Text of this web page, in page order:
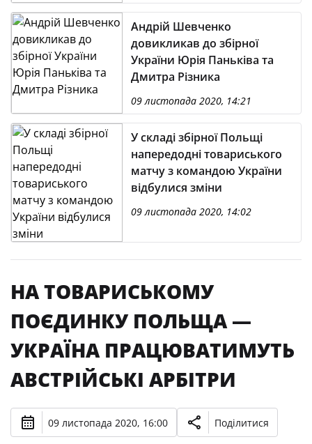
Андрій Шевченко
довикликав до збірної
України Юрія Паньківа та
Дмитра Різника
09 листопада 2020, 14:21
У складі збірної Польщі
напередодні товариського
матчу з командою України
відбулися зміни
09 листопада 2020, 14:02
НА ТОВАРИСЬКОМУ
ПОЄДИНКУ ПОЛЬЩА —
УКРАЇНА ПРАЦЮВАТИМУТЬ
АВСТРІЙСЬКІ АРБІТРИ
09 листопада 2020, 16:00 Поділитися